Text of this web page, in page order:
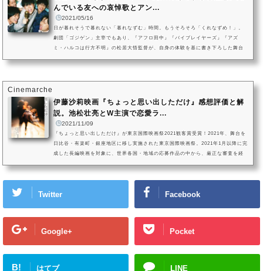
んでいる友への哀悼歌とアン...
2021/05/16
日が暮れそうで暮れない「暮れなずむ」時間。もうそろそろ「くれなずめ！」。
劇団「ゴジゲン」主宰でもあり、『アフロ田中』『バイプレイヤーズ』『アズ
ミ・ハルコは行方不明』の松居大悟監督が、自身の体験を基に書き下ろした舞台
Cinemarche
伊藤沙莉映画『ちょっと思い出しただけ』感想評価と解
説。池松壮亮とW主演で恋愛ラ...
2021/11/09
『ちょっと思い出しただけ』が東京国際映画祭2021観客賞受賞！2021年、舞台を
日比谷・有楽町・銀座地区に移し実施された東京国際映画祭。2021年1月以降に完
成した長編映画を対象に、世界各国・地域の応募作品の中から、厳正な審査を経
一度別れ直すまでのほろ苦い恋を描いたオリジナルストーリー。主演に...
Twitter Facebook
Google+ Pocket
B! はてブ LINE